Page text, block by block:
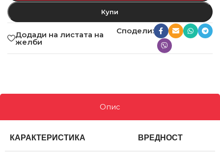
Купи
Додади на листата на
желби
Сподели:
Опис
КАРАКТЕРИСТИКА ВРЕДНОСТ